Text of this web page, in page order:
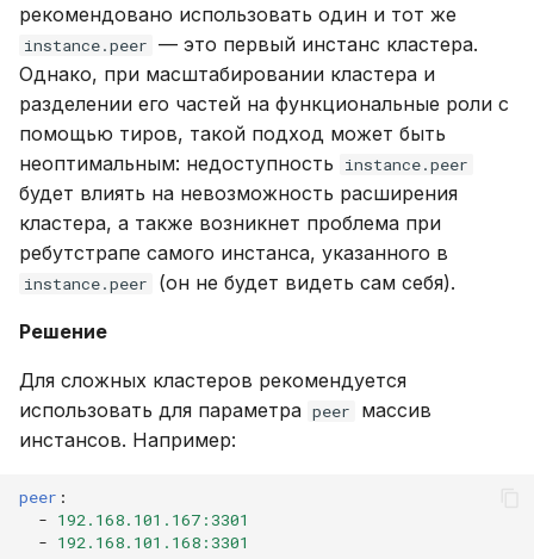
рекомендовано использовать один и тот же
instance.peer — это первый инстанс кластера.
Однако, при масштабировании кластера и
разделении его частей на функциональные роли с
помощью тиров, такой подход может быть
неоптимальным: недоступность
instance.peer
будет влиять на невозможность расширения
кластера, а также возникнет проблема при
ребутстрапе самого инстанса, указанного в
instance.peer (он не будет видеть сам себя).
Решение
Для сложных кластеров рекомендуется
использовать для параметра peer
массив
инстансов. Например:
peer :
- 192.168.101.167:3301
- 192.168.101.168:3301